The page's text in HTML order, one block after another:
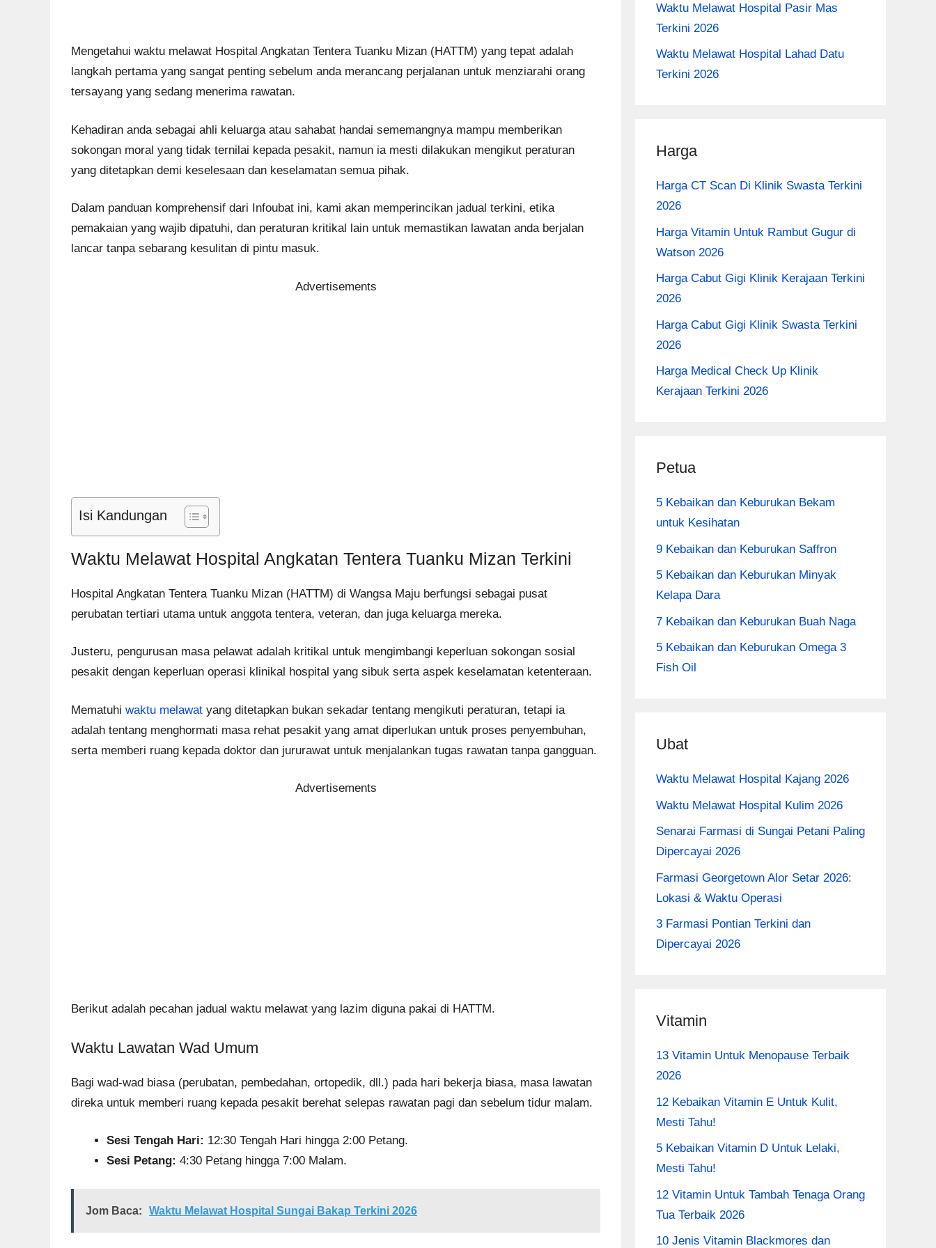
Mengetahui waktu melawat Hospital Angkatan Tentera Tuanku Mizan (HATTM) yang tepat adalah
langkah pertama yang sangat penting sebelum anda merancang perjalanan untuk menziarahi orang
tersayang yang sedang menerima rawatan.
Kehadiran anda sebagai ahli keluarga atau sahabat handai sememangnya mampu memberikan
sokongan moral yang tidak ternilai kepada pesakit, namun ia mesti dilakukan mengikut peraturan
yang ditetapkan demi keselesaan dan keselamatan semua pihak.
Dalam panduan komprehensif dari Infoubat ini, kami akan memperincikan jadual terkini, etika
pemakaian yang wajib dipatuhi, dan peraturan kritikal lain untuk memastikan lawatan anda berjalan
lancar tanpa sebarang kesulitan di pintu masuk.
Advertisements
Isi Kandungan
Waktu Melawat Hospital Angkatan Tentera Tuanku Mizan Terkini
Hospital Angkatan Tentera Tuanku Mizan (HATTM) di Wangsa Maju berfungsi sebagai pusat
perubatan tertiari utama untuk anggota tentera, veteran, dan juga keluarga mereka.
Justeru, pengurusan masa pelawat adalah kritikal untuk mengimbangi keperluan sokongan sosial
pesakit dengan keperluan operasi klinikal hospital yang sibuk serta aspek keselamatan ketenteraan.
Mematuhi waktu melawat yang ditetapkan bukan sekadar tentang mengikuti peraturan, tetapi ia
adalah tentang menghormati masa rehat pesakit yang amat diperlukan untuk proses penyembuhan,
serta memberi ruang kepada doktor dan jururawat untuk menjalankan tugas rawatan tanpa gangguan.
Advertisements
Berikut adalah pecahan jadual waktu melawat yang lazim diguna pakai di HATTM.
Waktu Lawatan Wad Umum
Bagi wad-wad biasa (perubatan, pembedahan, ortopedik, dll.) pada hari bekerja biasa, masa lawatan
direka untuk memberi ruang kepada pesakit berehat selepas rawatan pagi dan sebelum tidur malam.
Sesi Tengah Hari: 12:30 Tengah Hari hingga 2:00 Petang.
Sesi Petang: 4:30 Petang hingga 7:00 Malam.
Jom Baca: Waktu Melawat Hospital Sungai Bakap Terkini 2026
Waktu Melawat Hospital Pasir Mas
Terkini 2026
Waktu Melawat Hospital Lahad Datu
Terkini 2026
Harga
Harga CT Scan Di Klinik Swasta Terkini
2026
Harga Vitamin Untuk Rambut Gugur di
Watson 2026
Harga Cabut Gigi Klinik Kerajaan Terkini
2026
Harga Cabut Gigi Klinik Swasta Terkini
2026
Harga Medical Check Up Klinik
Kerajaan Terkini 2026
Petua
5 Kebaikan dan Keburukan Bekam
untuk Kesihatan
9 Kebaikan dan Keburukan Saffron
5 Kebaikan dan Keburukan Minyak
Kelapa Dara
7 Kebaikan dan Keburukan Buah Naga
5 Kebaikan dan Keburukan Omega 3
Fish Oil
Ubat
Waktu Melawat Hospital Kajang 2026
Waktu Melawat Hospital Kulim 2026
Senarai Farmasi di Sungai Petani Paling
Dipercayai 2026
Farmasi Georgetown Alor Setar 2026:
Lokasi & Waktu Operasi
3 Farmasi Pontian Terkini dan
Dipercayai 2026
Vitamin
13 Vitamin Untuk Menopause Terbaik
2026
12 Kebaikan Vitamin E Untuk Kulit,
Mesti Tahu!
5 Kebaikan Vitamin D Untuk Lelaki,
Mesti Tahu!
12 Vitamin Untuk Tambah Tenaga Orang
Tua Terbaik 2026
10 Jenis Vitamin Blackmores dan